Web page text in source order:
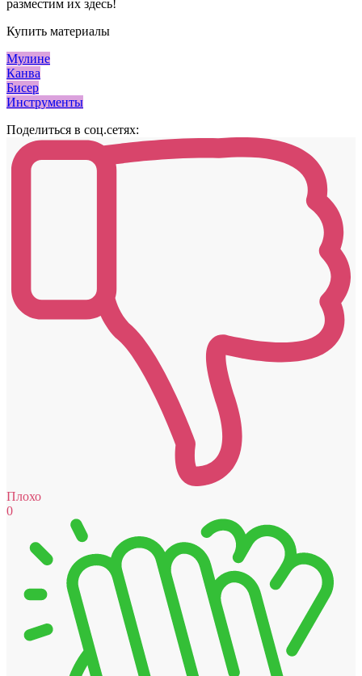
разместим их здесь!
Купить материалы
Мулине
Канва
Бисер
Инструменты
Поделиться в соц.сетях:
Плохо
0